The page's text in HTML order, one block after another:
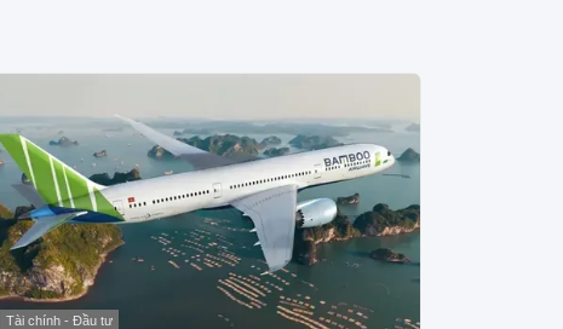
Tài chính - Đầu tư